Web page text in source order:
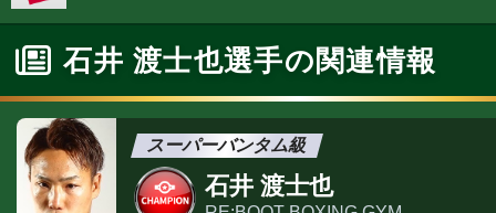
石井 渡士也選手の関連情報
スーパーバンタム級
石井 渡士也